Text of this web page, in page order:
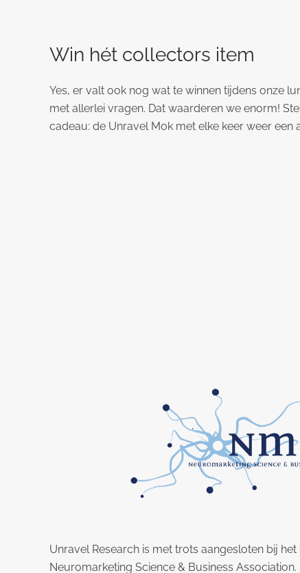
Win hét collectors item
Yes, er valt ook nog wat te winnen tijdens onze
met allerlei vragen. Dat waarderen we enorm!
cadeau: de Unravel Mok met elke keer weer een
Unravel Research is met trots aangesloten bij
Neuromarketing Science & Business Association.